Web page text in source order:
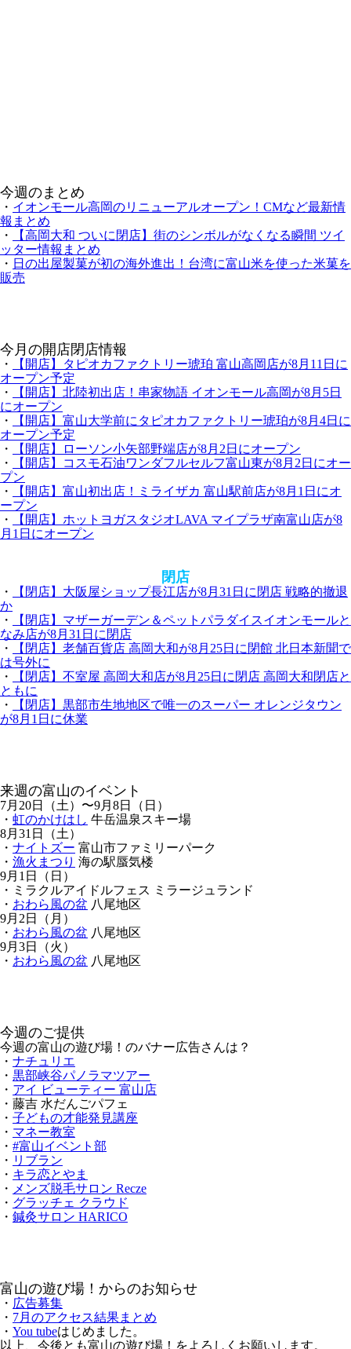
今週のまとめ
・ イオンモール高岡のリニューアルオープン！CMなど最新情
報まとめ
・
【高岡大和 ついに閉店】街のシンボルがなくなる瞬間 ツイ
ッター情報まとめ
・ 日の出屋製菓が初の海外進出！台湾に富山米を使った米菓を
販売
今月の開店閉店情報
・
【開店】タピオカファクトリー琥珀 富山高岡店が8月11日に
オープン予定
・
【開店】北陸初出店！串家物語 イオンモール高岡が8月5日
にオープン
・
【開店】富山大学前にタピオカファクトリー琥珀が8月4日に
オープン予定
・
【開店】ローソン小矢部野端店が8月2日にオープン
・
【開店】コスモ石油ワンダフルセルフ富山東が8月2日にオー
プン
・
【開店】富山初出店！ミライザカ 富山駅前店が8月1日にオ
ープン
・
【開店】ホットヨガスタジオLAVA マイプラザ南富山店が8
月1日にオープン
閉店
・
【閉店】大阪屋ショップ長江店が8月31日に閉店 戦略的撤退
か
・
【閉店】マザーガーデン＆ペットパラダイスイオンモールと
なみ店が8月31日に閉店
・
【閉店】老舗百貨店 高岡大和が8月25日に閉館 北日本新聞で
は号外に
・
【閉店】不室屋 高岡大和店が8月25日に閉店 高岡大和閉店と
ともに
・
【閉店】黒部市生地地区で唯一のスーパー オレンジタウン
が8月1日に休業
来週の富山のイベント
7月20日（土）〜9月8日（日）
・ 虹のかけはし 牛岳温泉スキー場
8月31日（土）
・ ナイトズー 富山市ファミリーパーク
・ 漁火まつり 海の駅蜃気楼
9月1日（日）
・ミラクルアイドルフェス ミラージュランド
・ おわら風の盆 八尾地区
9月2日（月）
・ おわら風の盆 八尾地区
9月3日（火）
・ おわら風の盆 八尾地区
今週のご提供
今週の富山の遊び場！のバナー広告さんは？
・ ナチュリエ
・ 黒部峡谷パノラマツアー
・ アイ ビューティー 富山店
・藤吉 水だんごパフェ
・ 子どもの才能発見講座
・ マネー教室
・ #富山イベント部
・ リブラン
・ キラ恋とやま
・ メンズ脱毛サロン Recze
・ グラッチェ クラウド
・ 鍼灸サロン HARICO
富山の遊び場！からのお知らせ
・ 広告募集
・ 7月のアクセス結果まとめ
・ You tubeはじめました。
以上、今後とも富山の遊び場！をよろしくお願いします。